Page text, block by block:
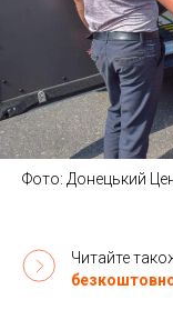
Фото: Донецький
Читайте